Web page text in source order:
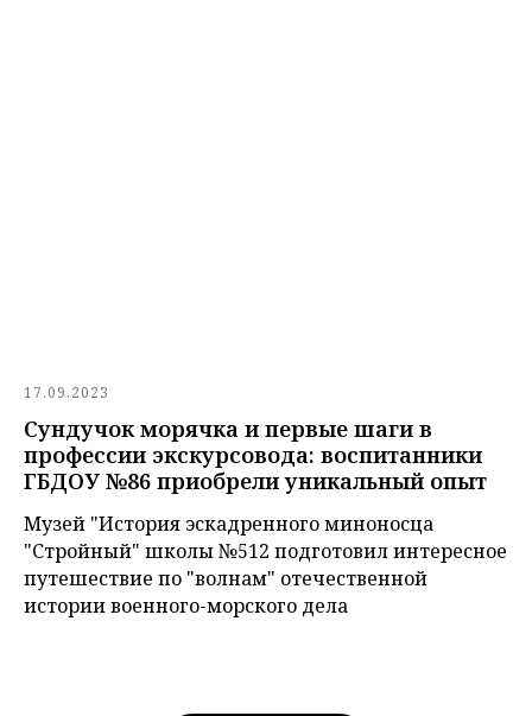
17.09.2023
Сундучок морячка и первые шаги в
профессии экскурсовода: воспитанники
ГБДОУ №86 приобрели уникальный опыт
Музей "История эскадренного миноносца
"Стройный" школы №512 подготовил интересное
путешествие по "волнам" отечественной
истории военного-морского дела